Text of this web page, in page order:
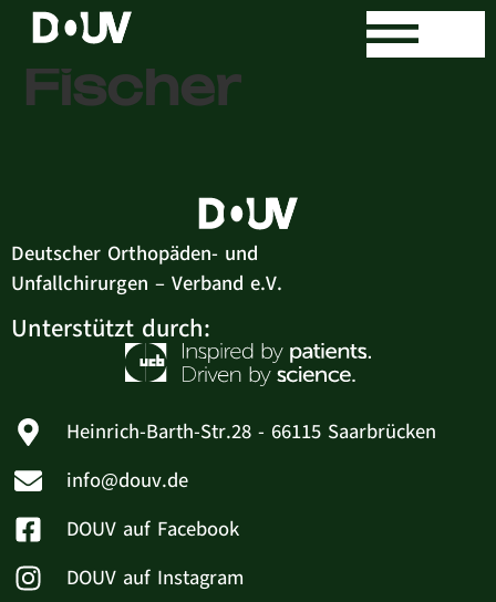
Dr. med. Ulrike
Fischer
Deutscher Orthopäden- und
Unfallchirurgen – Verband e.V.
Unterstützt durch:
Heinrich-Barth-Str.28 - 66115 Saarbrücken
info@douv.de
DOUV auf Facebook
DOUV auf Instagram